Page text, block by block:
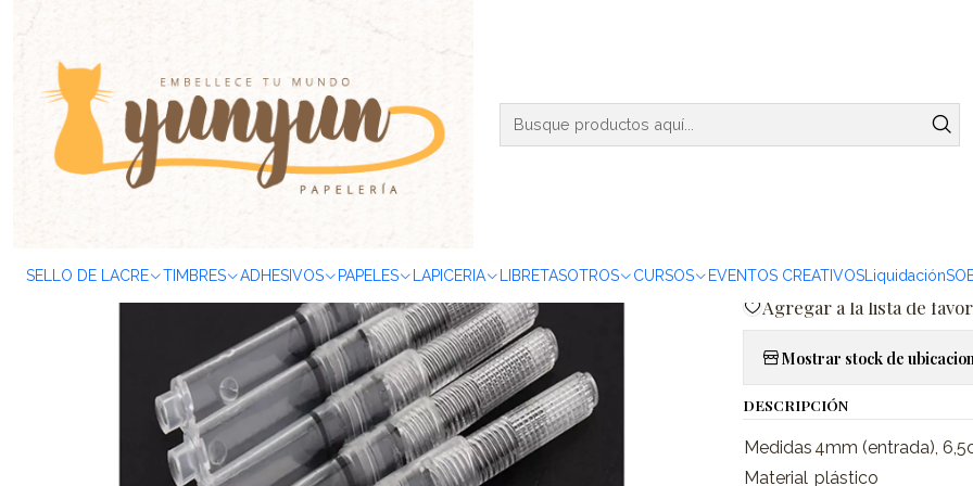
SELLO DE LACRE TIMBRES ADHESIVOS PAPELES LAPICERIA LIBRETASOTROS CURSOS EVENTOS CREATIVOS Liquidación
Cantidad
Agregar a la lista de
Mostrar stock de
DESCRIPCIÓN
Medidas 4mm (entrada),
Material plástico